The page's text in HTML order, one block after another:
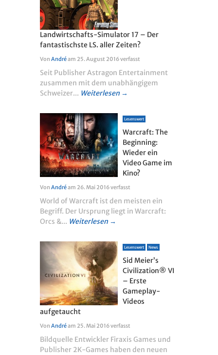
Landwirtschafts-Simulator 17 – Der
fantastischste LS. aller Zeiten?
Von Andréam 25. August 2016verfasst
Seit Publisher Astragon Entertainment
zusammen mit dem unabhängigem
Schweizer... Weiterlesen →
Lesenswert
Warcraft: The
Beginning:
Wieder ein
Video Game im
Kino?
Von Andréam 26. Mai 2016verfasst
World of Warcraft ist den meisten ein
Begriff. Der Ursprung liegt in Warcraft:
Orcs &... Weiterlesen →
Lesenswert News
Sid Meier’s
Civilization® VI
– Erste
Gameplay-
Videos
aufgetaucht
Von Andréam 25. Mai 2016verfasst
Bildquelle Entwickler Firaxis Games und
Publisher 2K-Games haben den neuen